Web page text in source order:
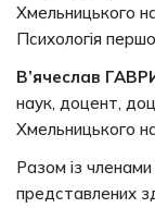
Хмельницького
Психологія
В’ячеслав
наук, доцент,
Хмельницького
Разом із
представлених